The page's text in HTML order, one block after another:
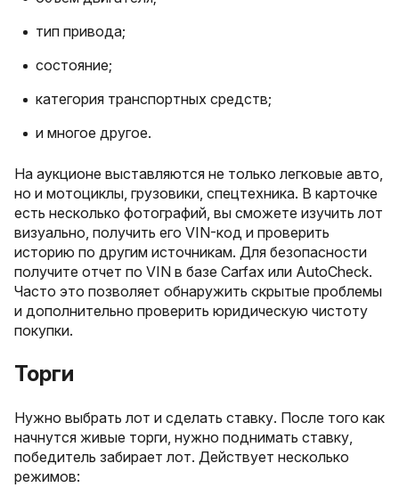
тип привода;
состояние;
категория транспортных средств;
и многое другое.
На аукционе выставляются не только легковые авто,
но и мотоциклы, грузовики, спецтехника. В карточке
есть несколько фотографий, вы сможете изучить лот
визуально, получить его VIN-код и проверить
историю по другим источникам. Для безопасности
получите отчет по VIN в базе Carfax или AutoCheck.
Часто это позволяет обнаружить скрытые проблемы
и дополнительно проверить юридическую чистоту
покупки.
Торги
Нужно выбрать лот и сделать ставку. После того как
начнутся живые торги, нужно поднимать ставку,
победитель забирает лот. Действует несколько
режимов: